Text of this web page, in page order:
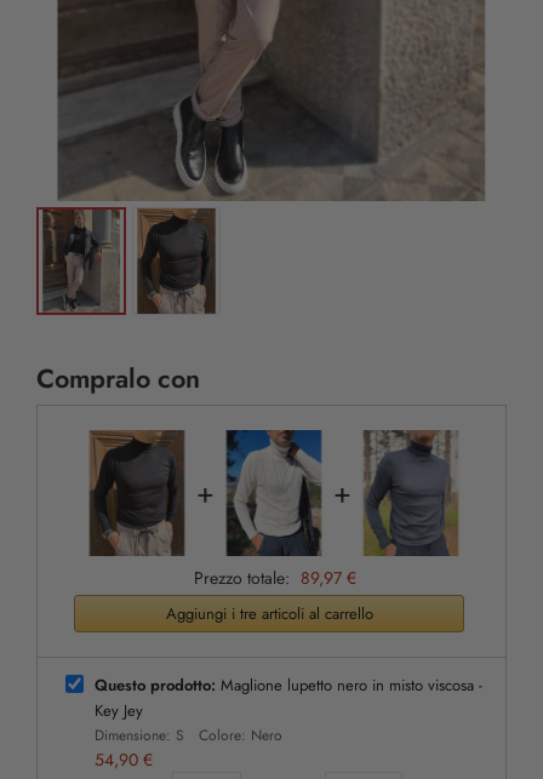
Compralo con
+ +
Prezzo totale: 89,97 €
Aggiungi i tre articoli al carrello
Questo prodotto: Maglione lupetto nero in misto viscosa -
Key Jey
Dimensione: S Colore: Nero
54,90 €